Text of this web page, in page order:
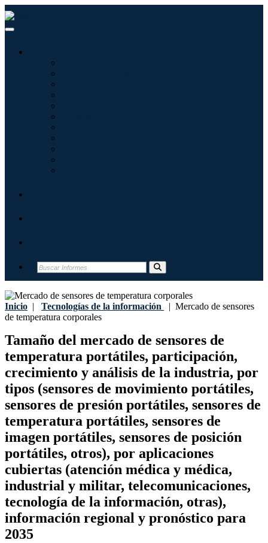
Inicio | Tecnologías de la información | Mercado de sensores
de temperatura corporales
Tamaño del mercado de sensores de
temperatura portátiles, participación,
crecimiento y análisis de la industria, por
tipos (sensores de movimiento portátiles,
sensores de presión portátiles, sensores de
temperatura portátiles, sensores de
imagen portátiles, sensores de posición
portátiles, otros), por aplicaciones
cubiertas (atención médica y médica,
industrial y militar, telecomunicaciones,
tecnología de la información, otras),
información regional y pronóstico para
2035